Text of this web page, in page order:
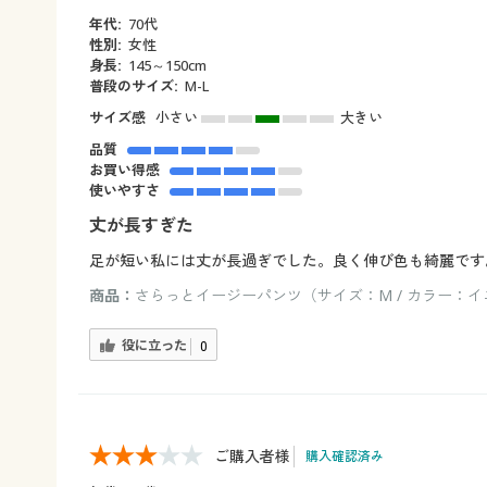
年代: 70代
性別: 女性
身長: 145～150cm
普段のサイズ: M-L
サイズ感 小さい
大きい
品質
お買い得感
使いやすさ
丈が長すぎた
足が短い私には丈が長過ぎでした。良く伸び色も綺麗です
商品： さらっとイージーパンツ（サイズ：M / カラー：イ
役に立った 0
ご購入者様 購入確認済み